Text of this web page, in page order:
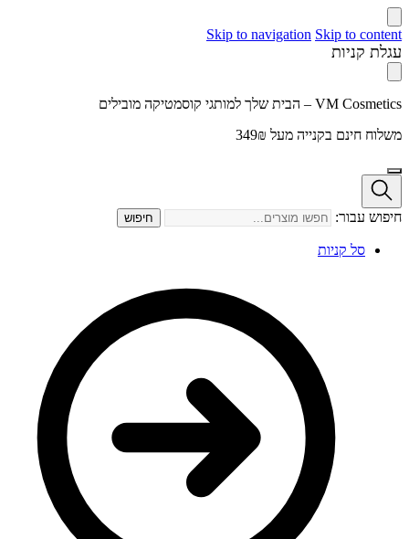
Skip to navigation Skip to content
עגלת קניות
VM Cosmetics – הבית שלך למותגי קוסמטיקה מובילים
משלוח חינם בקנייה מעל 349₪
חיפוש עבור: חיפוש
סל קניות